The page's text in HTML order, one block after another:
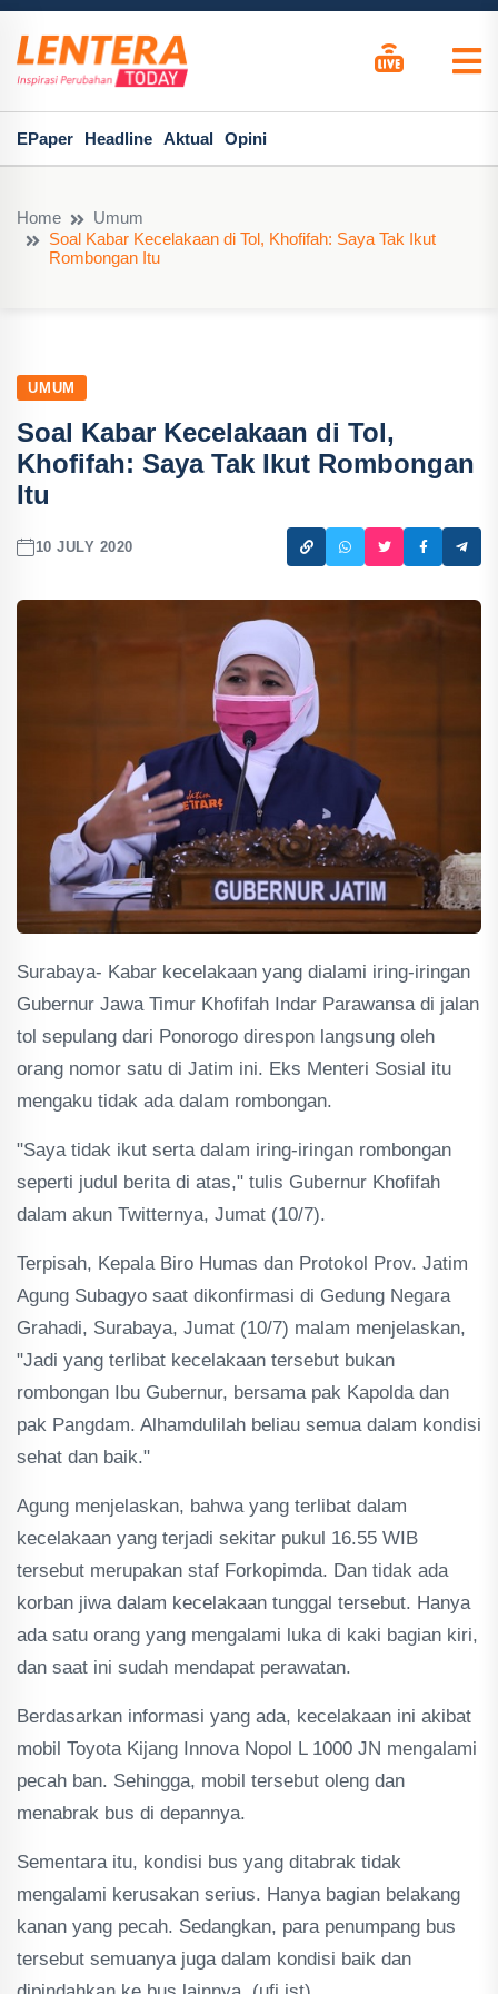
EPaper Headline Aktual Opini
Home
Umum
Soal Kabar Kecelakaan di Tol, Khofifah: Saya Tak Ikut
Rombongan Itu
UMUM
Soal Kabar Kecelakaan di Tol,
Khofifah: Saya Tak Ikut Rombongan
Itu
10 JULY 2020
Surabaya- Kabar kecelakaan yang dialami iring-iringan
Gubernur Jawa Timur Khofifah Indar Parawansa di jalan
tol sepulang dari Ponorogo direspon langsung oleh
orang nomor satu di Jatim ini. Eks Menteri Sosial itu
mengaku tidak ada dalam rombongan.
"Saya tidak ikut serta dalam iring-iringan rombongan
seperti judul berita di atas," tulis Gubernur Khofifah
dalam akun Twitternya, Jumat (10/7).
Terpisah, Kepala Biro Humas dan Protokol Prov. Jatim
Agung Subagyo saat dikonfirmasi di Gedung Negara
Grahadi, Surabaya, Jumat (10/7) malam menjelaskan,
"Jadi yang terlibat kecelakaan tersebut bukan
rombongan Ibu Gubernur, bersama pak Kapolda dan
pak Pangdam. Alhamdulilah beliau semua dalam kondisi
sehat dan baik."
Agung menjelaskan, bahwa yang terlibat dalam
kecelakaan yang terjadi sekitar pukul 16.55 WIB
tersebut merupakan staf Forkopimda. Dan tidak ada
korban jiwa dalam kecelakaan tunggal tersebut. Hanya
ada satu orang yang mengalami luka di kaki bagian kiri,
dan saat ini sudah mendapat perawatan.
Berdasarkan informasi yang ada, kecelakaan ini akibat
mobil Toyota Kijang Innova Nopol L 1000 JN mengalami
pecah ban. Sehingga, mobil tersebut oleng dan
menabrak bus di depannya.
Sementara itu, kondisi bus yang ditabrak tidak
mengalami kerusakan serius. Hanya bagian belakang
kanan yang pecah. Sedangkan, para penumpang bus
tersebut semuanya juga dalam kondisi baik dan